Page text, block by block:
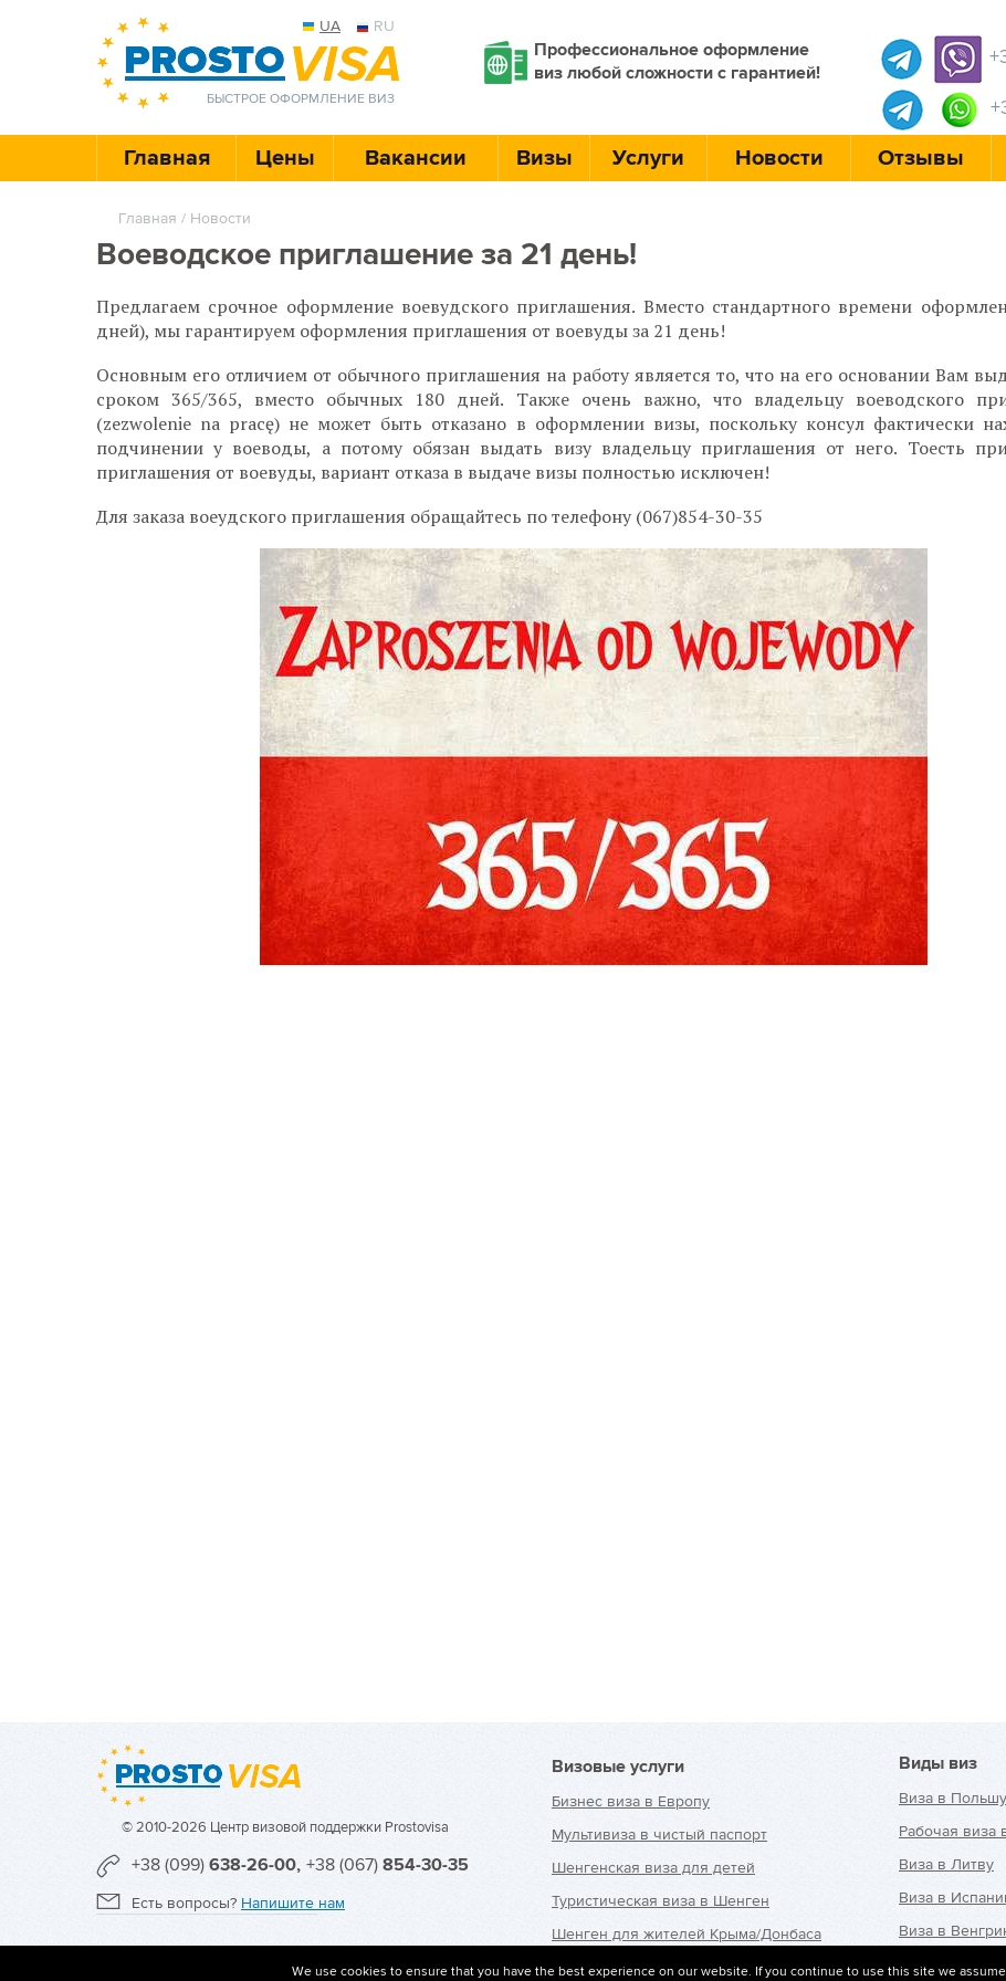
UA RU
БЫСТРОЕ ОФОРМЛЕНИЕ ВИЗ
Профессиональное оформление
виз любой сложности с гарантией!
Главная Цены Вакансии Визы Услуги Новости Отзывы
Главная / Новости
Воеводское приглашение за 21 день!
Предлагаем срочное оформление воевудского приглашения. Вместо стандартного времени
дней), мы гарантируем оформления приглашения от воевуды за 21 день!
Основным его отличием от обычного приглашения на работу является то, что на его основании Вам
сроком 365/365, вместо обычных 180 дней. Также очень важно, что владельцу воеводского
(zezwolenie na pracę) не может быть отказано в оформлении визы, поскольку консул фактически
подчинении у воеводы, а потому обязан выдать визу владельцу приглашения от него. Тоесть
приглашения от воевуды, вариант отказа в выдаче визы полностью исключен!
Для заказа воеудского приглашения обращайтесь по телефону (067)854-30-35
© 2010-2026 Центр визовой поддержки Prostovisa
+38 (099) 638-26-00, +38 (067) 854-30-35
Есть вопросы? Напишите нам
Визовые услуги
Бизнес виза в Европу
Мультивиза в чистый паспорт
Шенгенская виза для детей
Туристическая виза в Шенген
Шенген для жителей Крыма/Донбаса
Страховка для шенгенской
Виды виз
Виза в Польшу
Рабочая виза
Виза в Литву
Виза в
Виза в
Виза в Чехию
We use cookies to ensure that you have the best experience on our website. If you continue to use this site we